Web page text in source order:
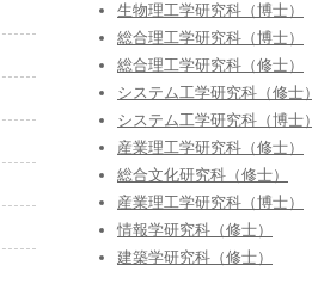
生物理工学研究科（博士）
総合理工学研究科（博士）
総合理工学研究科（修士）
システム工学研究科（修士）
システム工学研究科（博士）
産業理工学研究科（修士）
総合文化研究科（修士）
産業理工学研究科（博士）
情報学研究科（修士）
建築学研究科（修士）